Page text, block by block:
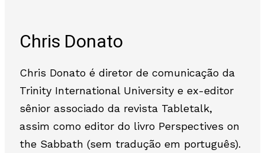
Chris Donato
Chris Donato é diretor de comunicação da
Trinity International University e ex-editor
sênior associado da revista Tabletalk,
assim como editor do livro Perspectives on
the Sabbath (sem tradução em português).